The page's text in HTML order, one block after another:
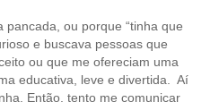
ou porque “tinha que
e buscava pessoas que
ou que me ofereciam uma
educativa, leve e divertida. Aí
Então, tento me comunicar